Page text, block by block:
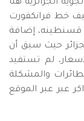
الجزائرية هنا
خط فرانكفورت
قسنطينه، إضافة
حيث سبق أن
لم تستفيد
والمشكلة
عبر عبر الموقع